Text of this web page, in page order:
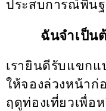
ประสบการณ์พื้น
ฉันจำเป็น
เรายินดีรับแขก
ให้จองล่วงหน้าก่
ฤดูท่องเที่ยวเพื่อ